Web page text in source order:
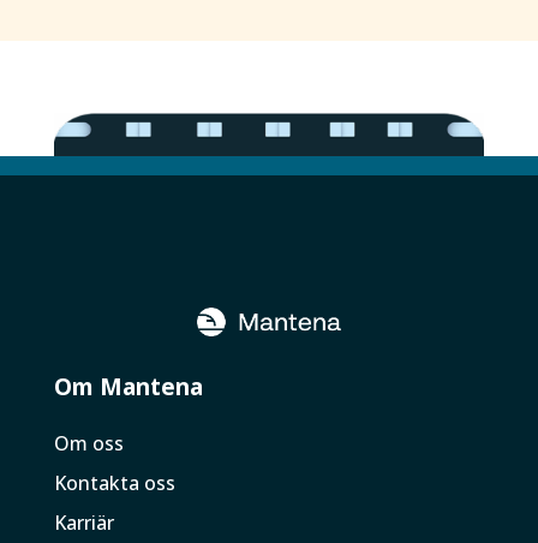
Om Mantena
Om oss
Kontakta oss
Karriär